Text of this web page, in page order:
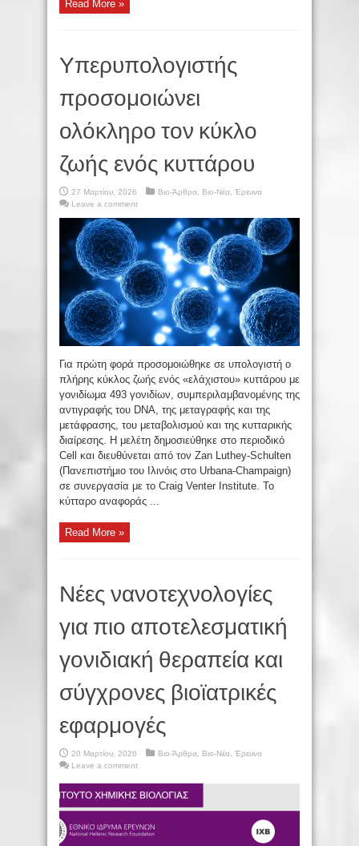
Read More »
Υπερυπολογιστής
προσομοιώνει
ολόκληρο τον κύκλο
ζωής ενός κυττάρου
27 Μαρτίου, 2026 Βιο-Άρθρα Βιο-Νέα Έρευνα
Leave a comment
Για πρώτη φορά προσομοιώθηκε σε υπολογιστή ο
πλήρης κύκλος ζωής ενός «ελάχιστου» κυττάρου με
γονιδίωμα 493 γονιδίων, συμπεριλαμβανομένης της
αντιγραφής του DNA, της μεταγραφής και της
μετάφρασης, του μεταβολισμού και της κυτταρικής
διαίρεσης. Η μελέτη δημοσιεύθηκε στο περιοδικό
Cell και διευθύνεται από τον Zan Luthey-Schulten
(Πανεπιστήμιο του Ιλινόις στο Urbana-Champaign)
σε συνεργασία με το Craig Venter Institute. Το
κύτταρο αναφοράς ...
Read More »
Νέες νανοτεχνολογίες
για πιο αποτελεσματική
γονιδιακή θεραπεία και
σύγχρονες βιοϊατρικές
εφαρμογές
20 Μαρτίου, 2026 Βιο-Άρθρα Βιο-Νέα Έρευνα
Leave a comment